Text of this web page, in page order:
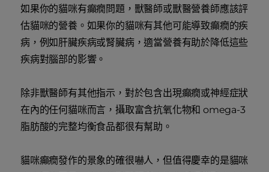
如果你的貓咪有癲癇問題，獸醫師或獸醫營養師應該評
估貓咪的營養。如果你的貓咪有其他可能導致癲癇的疾
病，例如肝臟疾病或腎臟病，適當營養有助於降低這些
疾病對腦部的影響。
除非獸醫師有其他指示，對於包含出現癲癇或神經症狀
在內的任何貓咪而言，攝取富含抗氧化物和 omega-3
脂肪酸的完整均衡食品都很有幫助。
貓咪癲癇發作的景象的確很嚇人，但值得慶幸的是貓咪